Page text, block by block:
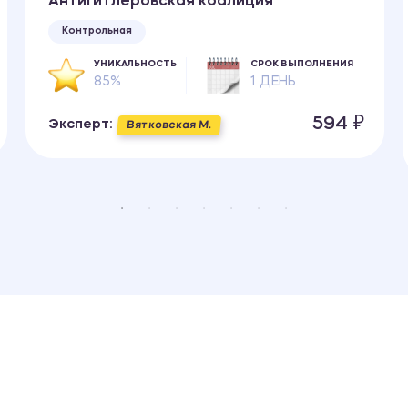
Контрольная
УНИКАЛЬНОСТЬ
85%
СРОК ВЫПОЛНЕНИЯ
1 ДЕНЬ
Эксперт: Вятковская М. 594 ₽